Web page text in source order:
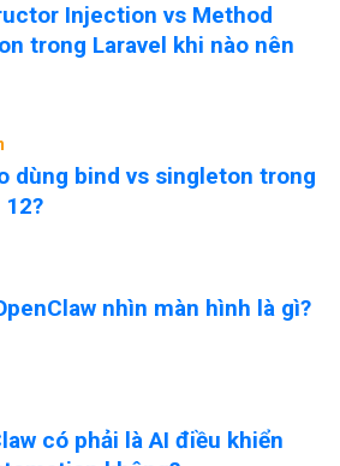
Injection vs Method
trong Laravel khi nào nên
dùng bind vs singleton trong
12?
nhìn màn hình là gì?
có phải là AI điều khiển